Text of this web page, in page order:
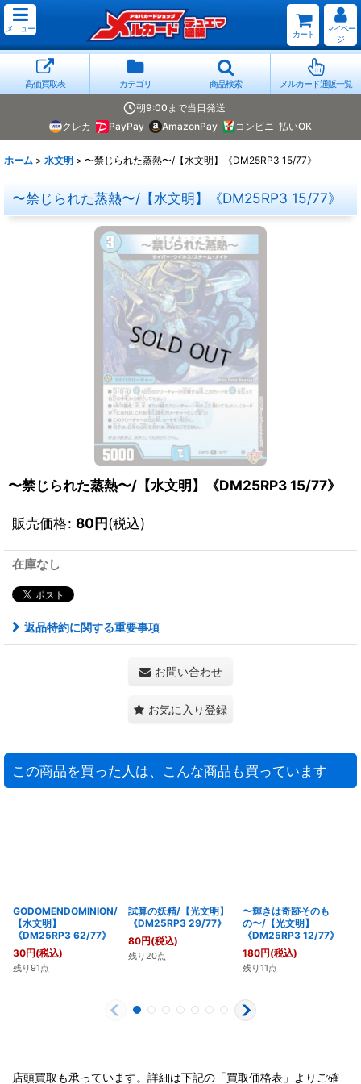
メニュー
カート
マイペー
ジ
高価買取表 カテゴリ 商品検索 メルカード通販一覧
朝9:00まで当日発送
クレカ
PayPay AmazonPay コンビニ 払いOK
ホーム > 水文明 > 〜禁じられた蒸熱〜/【水文明】《DM25RP3 15/77》
〜禁じられた蒸熱〜/【水文明】《DM25RP3 15/77》
〜禁じられた蒸熱〜/【水文明】《DM25RP3 15/77》
販売価格: 80円(税込)
在庫なし
返品特約に関する重要事項
お問い合わせ
お気に入り登録
この商品を買った人は、こんな商品も買っています
GODOMENDOMINION/
【水文明】
《DM25RP3 62/77》
30円(税込)
残り91点
試算の妖精/【光文明】
《DM25RP3 29/77》
80円(税込)
残り20点
〜輝きは奇跡そのも
の〜/【光文明】
《DM25RP3 12/77》
180円(税込)
残り11点
店頭買取も承っています。詳細は下記の「買取価格表」よりご確